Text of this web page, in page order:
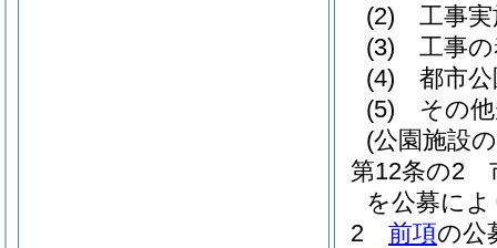
(2)
工事
(3)
工事
(4)
都市
(5)
その
(公園施設
第12条の2
を公募に
2
前項の公